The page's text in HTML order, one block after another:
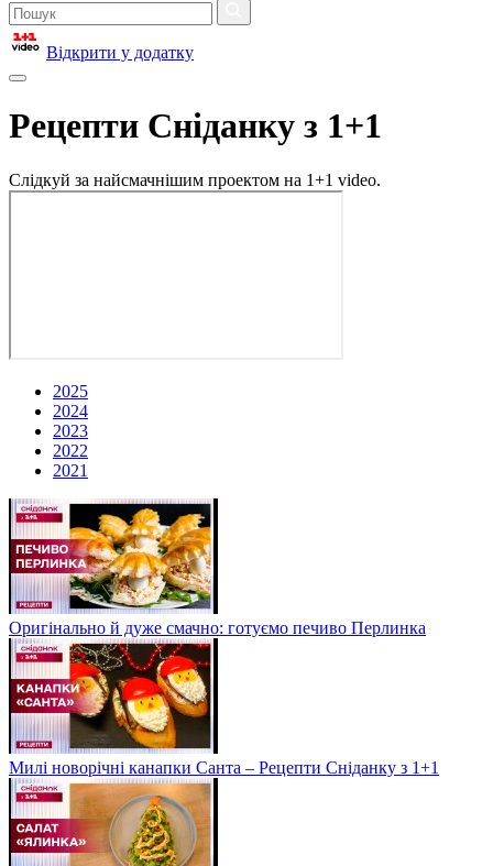
Відкрити у додатку
Рецепти Сніданку з 1+1
Слідкуй за найсмачнішим проектом на 1+1 video.
2025
2024
2023
2022
2021
Оригінально й дуже смачно: готуємо печиво Перлинка
Милі новорічні канапки Санта – Рецепти Сніданку з 1+1